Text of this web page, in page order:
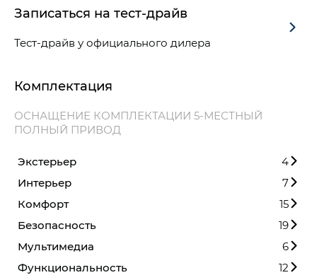
Записаться на тест-драйв
Тест-драйв у официального дилера
Комплектация
ОСНАЩЕНИЕ КОМПЛЕКТАЦИИ 5-МЕСТНЫЙ
ПОЛНЫЙ ПРИВОД
Экстерьер
4
Интерьер
7
Комфорт
15
Безопасность
19
Мультимедиа
6
Функциональность
12